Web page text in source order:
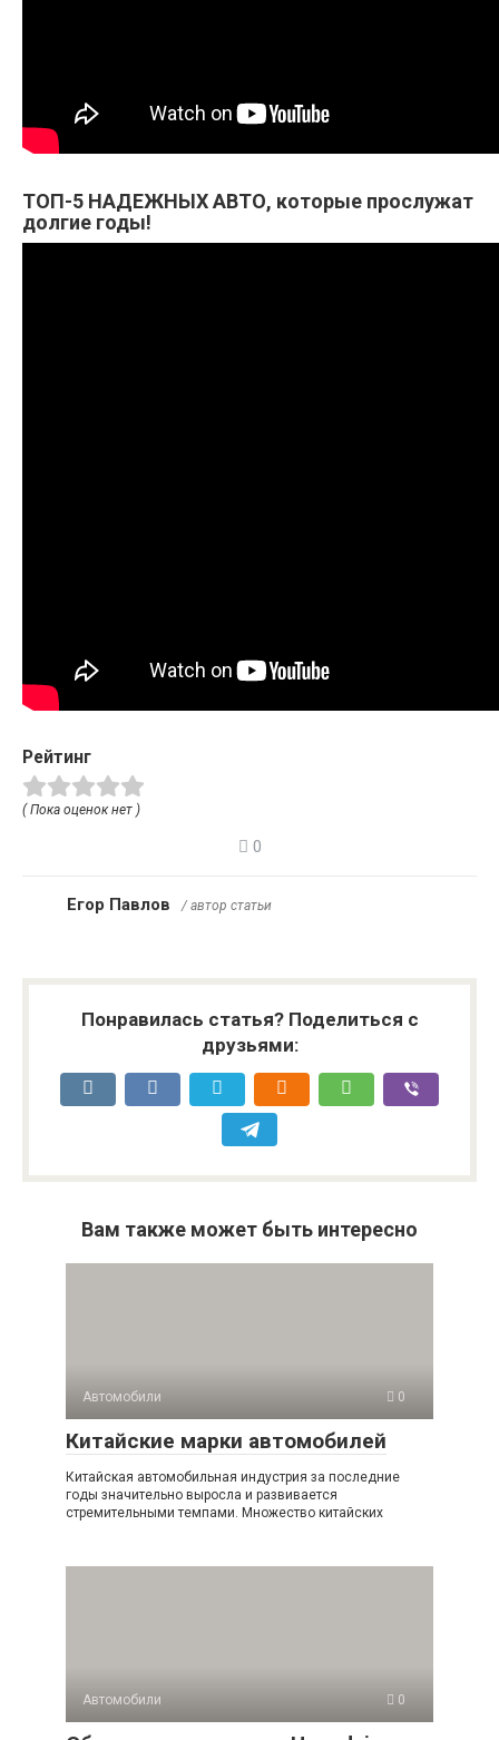
ТОП-5 НАДЕЖНЫХ АВТО, которые прослужат
долгие годы!
Рейтинг
( Пока оценок нет )
0
Егор Павлов / автор статьи
Понравилась статья? Поделиться с
друзьями:
Вам также может быть интересно
Автомобили 0
Китайские марки автомобилей
Китайская автомобильная индустрия за последние
годы значительно выросла и развивается
стремительными темпами. Множество китайских
Автомобили 0